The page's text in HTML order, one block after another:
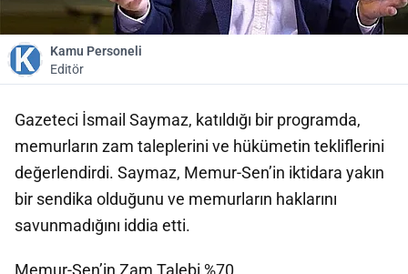
Kamu Personeli
Editör
Gazeteci İsmail Saymaz, katıldığı bir programda,
memurların zam taleplerini ve hükümetin tekliflerini
değerlendirdi. Saymaz, Memur-Sen’in iktidara yakın
bir sendika olduğunu ve memurların haklarını
savunmadığını iddia etti.
Memur-Sen’in Zam Talebi %70